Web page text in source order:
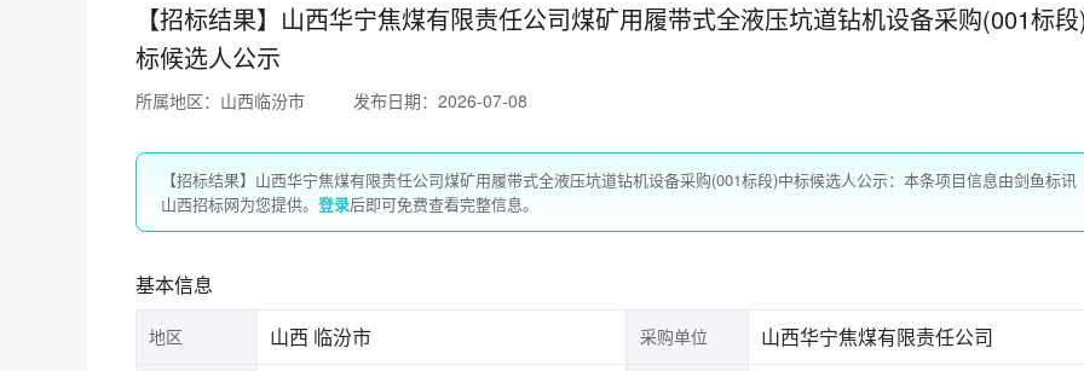
【招标结果】山西华宁焦煤有限责任公司煤矿用履带式全液压坑道钻机设备采购(001标
标候选人公示
所属地区：山西临汾市 发布日期：2026-07-08
【招标结果】山西华宁焦煤有限责任公司煤矿用履带式全液压坑道钻机设备采购(001标段)中标候选人公示：本条项目信息由剑鱼标讯
山西招标网为您提供。 登录后即可免费查看完整信息。
基本信息
地区 山西 临汾市 采购单位 山西华宁焦煤有限责任公司